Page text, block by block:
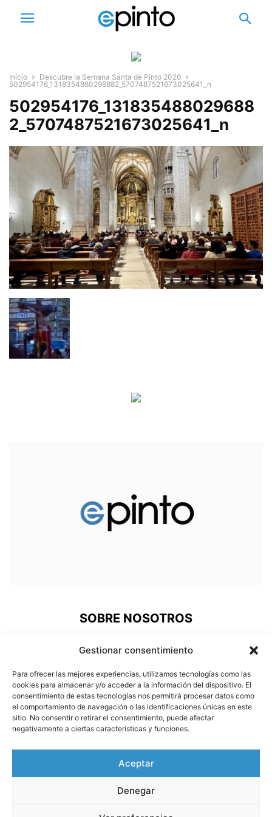
Gestionar consentimiento
Para ofrecer las mejores experiencias, utilizamos tecnologías como las
cookies para almacenar y/o acceder a la información del dispositivo. El
consentimiento de estas tecnologías nos permitirá procesar datos como
el comportamiento de navegación o las identificaciones únicas en este
sitio. No consentir o retirar el consentimiento, puede afectar
negativamente a ciertas características y funciones.
Aceptar
Denegar
Inicio
Descubre la Semana Santa de Pinto 2026
502954176_1318354880296882_5707487521673025641_n
502954176_131835488029688
2_5707487521673025641_n
SOBRE NOSOTROS
ePinto, una nueva plataforma de comunicación donde los
día de lo que pasa en nuestra ciudad, prestigiar a nuestros
deportistas o conocer a nuestros vecinos más
carismáticos.
Contáctanos:info@e-pinto.com
SÍGUENOS